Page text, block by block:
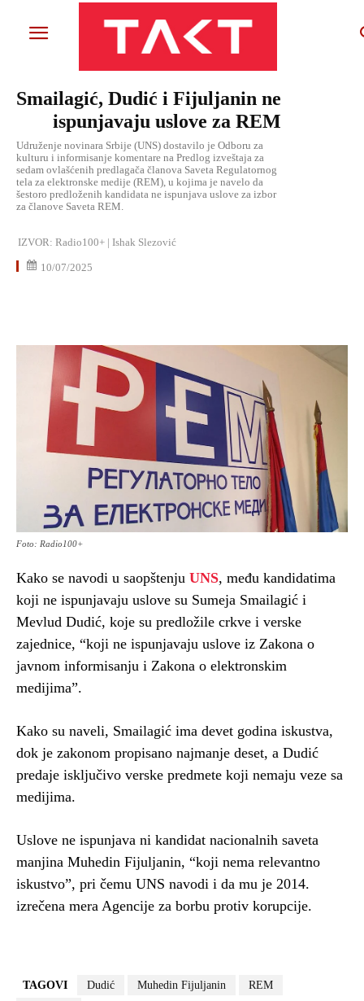
Smailagić, Dudić i Fijuljanin ne
ispunjavaju uslove za REM
Udruženje novinara Srbije (UNS) dostavilo je Odboru za
kulturu i informisanje komentare na Predlog izveštaja za
sedam ovlašćenih predlagača članova Saveta Regulatornog
tela za elektronske medije (REM), u kojima je navelo da
šestoro predloženih kandidata ne ispunjava uslove za izbor
za članove Saveta REM.
IZVOR: Radio100+ | Ishak Slezović
10/07/2025
Foto: Radio100+
Kako se navodi u saopštenju UNS, među kandidatima
koji ne ispunjavaju uslove su Sumeja Smailagić i
Mevlud Dudić, koje su predložile crkve i verske
zajednice, “koji ne ispunjavaju uslove iz Zakona o
javnom informisanju i Zakona o elektronskim
medijima”.
Kako su naveli, Smailagić ima devet godina iskustva,
dok je zakonom propisano najmanje deset, a Dudić
predaje isključivo verske predmete koji nemaju veze sa
medijima.
Uslove ne ispunjava ni kandidat nacionalnih saveta
manjina Muhedin Fijuljanin, “koji nema relevantno
iskustvo”, pri čemu UNS navodi i da mu je 2014.
izrečena mera Agencije za borbu protiv korupcije.
TAGOVI Dudić Muhedin Fijuljanin
REM